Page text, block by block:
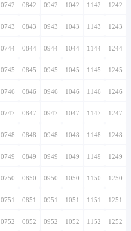
0742 0842 0942 1042 1142 1242
0743 0843 0943 1043 1143 1243
0744 0844 0944 1044 1144 1244
0745 0845 0945 1045 1145 1245
0746 0846 0946 1046 1146 1246
0747 0847 0947 1047 1147 1247
0748 0848 0948 1048 1148 1248
0749 0849 0949 1049 1149 1249
0750 0850 0950 1050 1150 1250
0751 0851 0951 1051 1151 1251
0752 0852 0952 1052 1152 1252